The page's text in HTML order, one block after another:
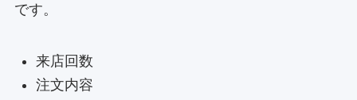
です。
来店回数
注文内容